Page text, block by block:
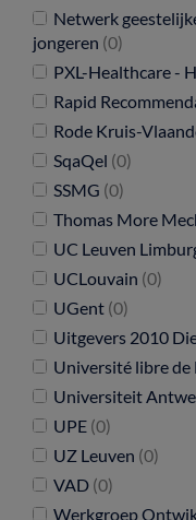
Netwerk
jongeren (0)
PXL-Healthcare -
Rapid
Rode Kruis-
SqaQel (0)
SSMG (0)
Thomas More
UC Leuven
UCLouvain (0)
UGent (0)
Uitgevers 2010
Université libre de
Universiteit
UPE (0)
UZ Leuven (0)
VAD (0)
Werkgroep